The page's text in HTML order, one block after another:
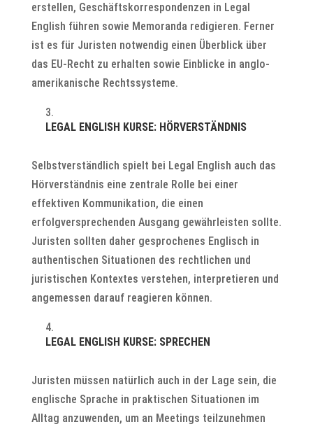
erstellen, Geschäftskorrespondenzen in Legal
English führen sowie Memoranda redigieren. Ferner
ist es für Juristen notwendig einen Überblick über
das EU-Recht zu erhalten sowie Einblicke in anglo-
amerikanische Rechtssysteme.
LEGAL ENGLISH KURSE: HÖRVERSTÄNDNIS
Selbstverständlich spielt bei Legal English auch das
Hörverständnis eine zentrale Rolle bei einer
effektiven Kommunikation, die einen
erfolgversprechenden Ausgang gewährleisten sollte.
Juristen sollten daher gesprochenes Englisch in
authentischen Situationen des rechtlichen und
juristischen Kontextes verstehen, interpretieren und
angemessen darauf reagieren können.
LEGAL ENGLISH KURSE: SPRECHEN
Juristen müssen natürlich auch in der Lage sein, die
englische Sprache in praktischen Situationen im
Alltag anzuwenden, um an Meetings teilzunehmen